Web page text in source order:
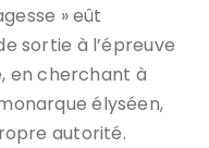
» eût
sortie à l’épreuve
en cherchant à
élyséen,
autorité.